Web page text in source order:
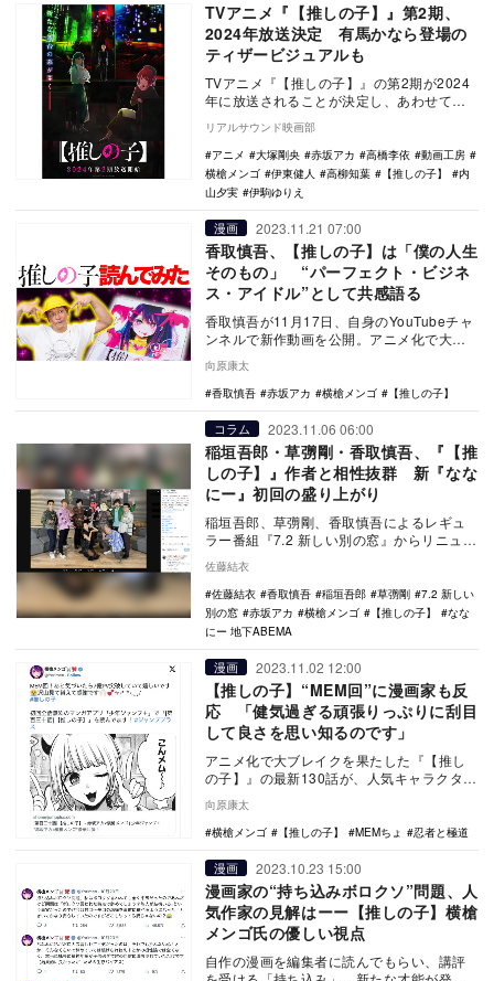
TVアニメ『【推しの子】』第2期、
2024年放送決定 有馬かなら登場の
ティザービジュアルも
TVアニメ『【推しの子】』の第2期が2024
年に放送されることが決定し、あわせて第2
期ティザービジュアルが公開された。 集
英…
リアルサウンド映画部
アニメ
大塚剛央 赤坂アカ 高橋李依
動画工房
横槍メンゴ
伊東健人 高柳知葉 【推しの子】
内
山夕実
伊駒ゆりえ
漫画 2023.11.21 07:00
香取慎吾、【推しの子】は「僕の人生
そのもの」 “パーフェクト・ビジネ
ス・アイドル”として共感語る
香取慎吾が11月17日、自身のYouTubeチャ
ンネルで新作動画を公開。アニメ化で大ブ
子】』の…
向原康太
香取慎吾
赤坂アカ 横槍メンゴ 【推しの子】
コラム 2023.11.06 06:00
稲垣吾郎・草彅剛・香取慎吾、『【推
しの子】』作者と相性抜群 新『なな
にー』初回の盛り上がり
稲垣吾郎、草彅剛、香取慎吾によるレギュ
ラー番組『7.2 新しい別の窓』からリニュー
アルした新番組『ななにー 地下ABEMA』
（A…
佐藤結衣
佐藤結衣
香取慎吾 稲垣吾郎 草彅剛
7.2 新しい
別の窓
赤坂アカ 横槍メンゴ 【推しの子】
なな
にー 地下ABEMA
漫画 2023.11.02 12:00
【推しの子】“MEM回”に漫画家も反
応 「健気過ぎる頑張りっぷりに刮目
して良さを思い知るのです」
アニメ化で大ブレイクを果たした『【推し
の子】』の最新130話が、人気キャラクタ
ている。 …
向原康太
横槍メンゴ
【推しの子】 MEMちょ 忍者と極道
漫画 2023.10.23 15:00
漫画家の“持ち込みボロクソ”問題、人
気作家の見解はーー【推しの子】横槍
メンゴ氏の優しい視点
自作の漫画を編集者に読んでもらい、講評